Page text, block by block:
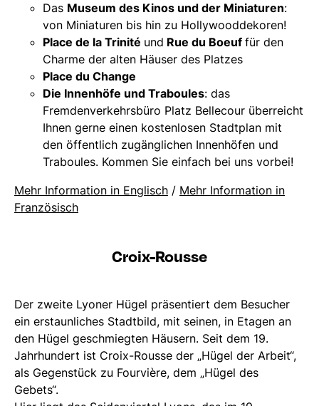
Das Museum des Kinos und der Miniaturen:
von Miniaturen bis hin zu Hollywooddekoren!
Place de la Trinité und Rue du Boeuf für den
Charme der alten Häuser des Platzes
Place du Change
Die Innenhöfe und Traboules: das
Fremdenverkehrsbüro Platz Bellecour überreicht
Ihnen gerne einen kostenlosen Stadtplan mit
den öffentlich zugänglichen Innenhöfen und
Traboules. Kommen Sie einfach bei uns vorbei!
Mehr Information in Englisch / Mehr Information in
Französisch
Croix-Rousse
Der zweite Lyoner Hügel präsentiert dem Besucher
ein erstaunliches Stadtbild, mit seinen, in Etagen an
den Hügel geschmiegten Häusern. Seit dem 19.
Jahrhundert ist Croix-Rousse der „Hügel der Arbeit“,
als Gegenstück zu Fourvière, dem „Hügel des
Gebets“.